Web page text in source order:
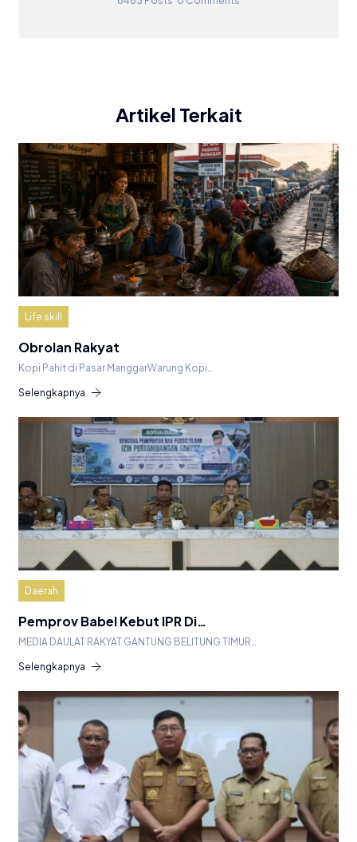
Artikel Terkait
Life skill
Obrolan Rakyat
Kopi Pahit di Pasar ManggarWarung Kopi…
Selengkapnya
Daerah
Pemprov Babel Kebut IPR Di…
MEDIA DAULAT RAKYAT GANTUNG BELITUNG TIMUR…
Selengkapnya